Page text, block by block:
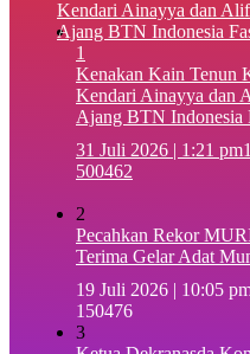
1
‎Kenakan Kain Tenun
Kendari Ainayya dan
Ajang BTN Indonesia
31 Juli 2026 | 1:21 pm
500462
2
Pecahkan Rekor
Terima Gelar Adat
19 Juli 2026 | 10:05
150476
3